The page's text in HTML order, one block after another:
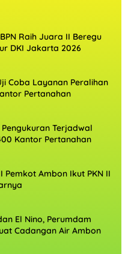
Raih Juara II Beregu
DKI Jakarta 2026
Coba Layanan Peralihan
Pertanahan
Pengukuran Terjadwal
Kantor Pertanahan
Pemkot Ambon Ikut PKN II
El Nino, Perumdam
Cadangan Air Ambon